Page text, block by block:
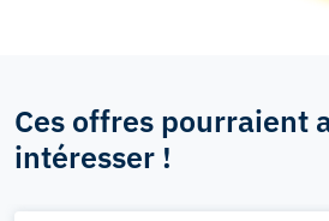
Ces offres pourraient
intéresser !